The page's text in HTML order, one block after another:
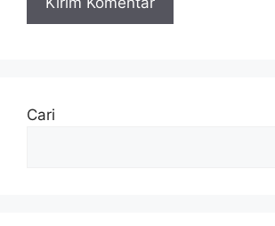
Cari